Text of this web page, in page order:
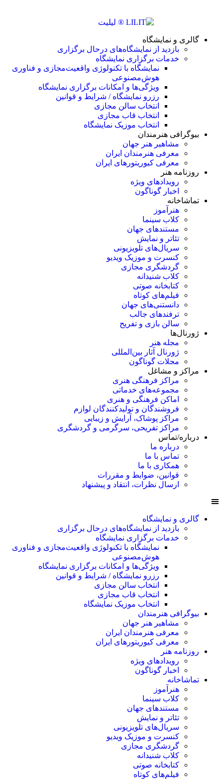
گالری و نمایشگاه
بازدید از نمایشگاه‌های درحال برگزاری
خدمات برگزاری نمایشگاه
نمایشگاه با تکنولوژی واقعیت‌مجازی و فناوری
هوش‌مصنوعی
ویژگی‌ها و امکانات برگزاری نمایشگاه
رزرو نمایشگاه / شرایط و قوانین
انتخاب سالن مجازی
انتخاب قاب مجازی
انتخاب موزیک نمایشگاه
بیوگرافی هنرمندان
مشاهیر هنر جهان
معرفی هنرمندان ایران
معرفی کیوریتورهای ایران
روزنامه هنر
رویدادهای ویژه
اخبار گوناگون
تماشاخانه
هنرآموز
کلاب سینما
مستندهای جهان
تئاتر و نمایش
سریال‌های تلویزیونی
کنسرت و موزیک ویدیو
گردشگری مجازی
کلاب شنیدانه
کتابخانه صوتی
فیلم‌های کوتاه
دانستنی‌های جهان
ترفندهای جالب
سالن بازی و تفریح
ژورنال‌ها
مجله هنر
ژورنال آثار بین‌المللی
مجلات گوناگون
مراکز و مشاغل
مراکز فرهنگی هنری
مجموعه‌های خدماتی
اماکن فرهنگی و هنری
فروشندگان و تولیدکنندگان لوازم
مراکز پوشاک، آرایش و زیبایی
مراکز تفریحی، سرگرمی و گردشگری
درباره/تماس
درباره ما
تماس با ما
همکاری با ما
قوانین، ضوابط و مقررات
ارسال نظرات، انتقاد و پیشنهاد
گالری و نمایشگاه
بازدید از نمایشگاه‌های درحال برگزاری
خدمات برگزاری نمایشگاه
نمایشگاه با تکنولوژی واقعیت‌مجازی و فناوری
هوش‌مصنوعی
ویژگی‌ها و امکانات برگزاری نمایشگاه
رزرو نمایشگاه / شرایط و قوانین
انتخاب سالن مجازی
انتخاب قاب مجازی
انتخاب موزیک نمایشگاه
بیوگرافی هنرمندان
مشاهیر هنر جهان
معرفی هنرمندان ایران
معرفی کیوریتورهای ایران
روزنامه هنر
رویدادهای ویژه
اخبار گوناگون
تماشاخانه
هنرآموز
کلاب سینما
مستندهای جهان
تئاتر و نمایش
سریال‌های تلویزیونی
کنسرت و موزیک ویدیو
گردشگری مجازی
کلاب شنیدانه
کتابخانه صوتی
فیلم‌های کوتاه